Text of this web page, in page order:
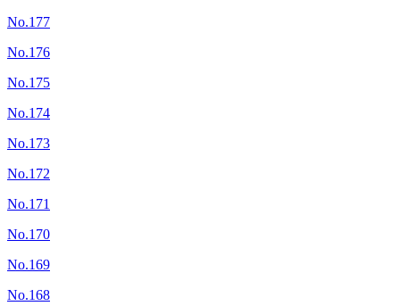
No.177
No.176
No.175
No.174
No.173
No.172
No.171
No.170
No.169
No.168